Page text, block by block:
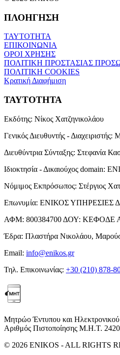
ΠΛΟΗΓΗΣΗ
ΤΑΥΤΟΤΗΤΑ
ΕΠΙΚΟΙΝΩΝΙΑ
ΟΡΟΙ ΧΡΗΣΗΣ
ΠΟΛΙΤΙΚΗ ΠΡΟΣΤΑΣΙΑΣ
ΠΟΛΙΤΙΚΗ COOKIES
Κρατική Διαφήμιση
ΤΑΥΤΟΤΗΤΑ
Εκδότης: Νίκος Χατζηνικολάου
Γενικός Διευθυντής - Διαχειριστής:
Διευθύντρια Σύνταξης: Στεφανία
Ιδιοκτησία - Δικαιούχος domain:
Νόμιμος Εκπρόσωπος: Στέργιος
Επωνυμία: ΕΝΙΚΟΣ ΥΠΗΡΕΣΙΕΣ
ΑΦΜ: 800384700 ΔΟΥ: ΚΕΦΟΔΕ
Έδρα: Πλαστήρα Νικολάου,
Email: info@enikos.gr
Τηλ. Επικοινωνίας: +30 (210) 878-
Μητρώο Έντυπου και
Αριθμός Πιστοποίησης Μ.Η.Τ.
© 2026 ENIKOS - ALL RIGHTS